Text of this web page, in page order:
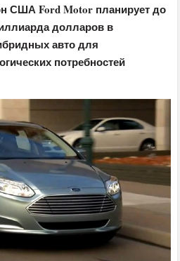
США Ford Motor планирует до
долларов в
авто для
потребностей